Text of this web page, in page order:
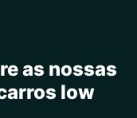
as nossas
low